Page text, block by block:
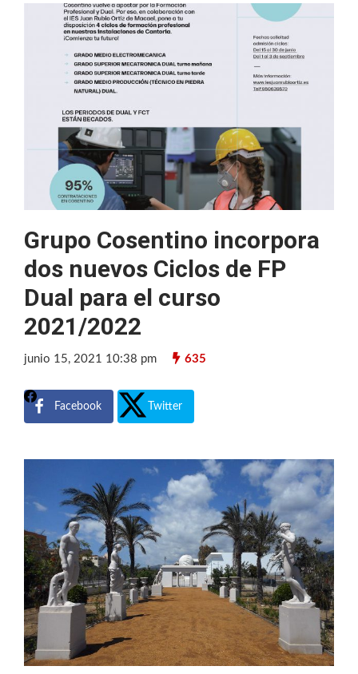
Grupo Cosentino incorpora
dos nuevos Ciclos de FP
Dual para el curso
2021/2022
junio 15, 2021 10:38 pm 635
Facebook Twitter